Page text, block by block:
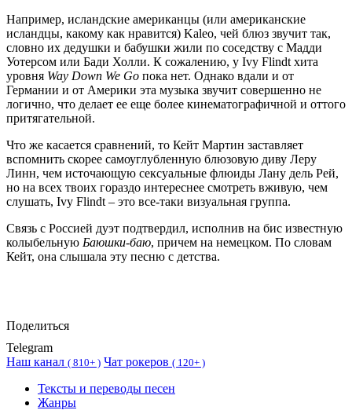
Например, исландские американцы (или американские
исландцы, какому как нравится) Kaleo, чей блюз звучит так,
словно их дедушки и бабушки жили по соседству с Мадди
Уотерсом или Бади Холли. К сожалению, у Ivy Flindt хита
уровня Way Down We Go пока нет. Однако вдали и от
Германии и от Америки эта музыка звучит совершенно не
логично, что делает ее еще более кинематографичной и оттого
притягательной.
Что же касается сравнений, то Кейт Мартин заставляет
вспомнить скорее самоуглубленную блюзовую диву Леру
Линн, чем источающую сексуальные флюиды Лану дель Рей,
но на всех твоих гораздо интереснее смотреть вживую, чем
слушать, Ivy Flindt – это все-таки визуальная группа.
Связь с Россией дуэт подтвердил, исполнив на бис известную
колыбельную Баюшки-баю, причем на немецком. По словам
Кейт, она слышала эту песню с детства.
Поделиться
Telegram
Наш канал ( 810+ ) Чат рокеров ( 120+ )
Тексты и переводы песен
Жанры